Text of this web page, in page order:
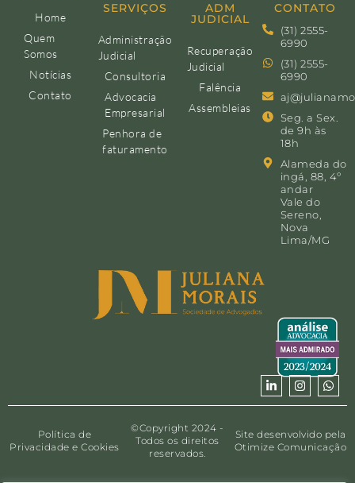
Home
Quem
Somos
Notícias
Contato
SERVIÇOS
Administração
Judicial
Consultoria
Advocacia
Empresarial
Penhora de
faturamento
ADM
JUDICIAL
Recuperação
Judicial
Falência
Assembleias
CONTATO
(31) 2555-
6990
(31) 2555-
6990
Seg. a Sex.
de 9h às
18h
Alameda do
ingá, 88, 4º
andar
Vale do
Sereno,
Nova
Lima/MG
Política de
Privacidade e Cookies
©Copyright 2024 -
Todos os direitos
reservados.
Site desenvolvido pela
Otimize Comunicação